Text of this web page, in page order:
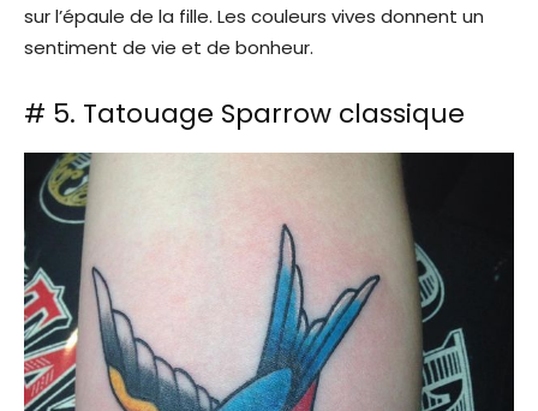
sur l’épaule de la fille. Les couleurs vives donnent un
sentiment de vie et de bonheur.
# 5. Tatouage Sparrow classique